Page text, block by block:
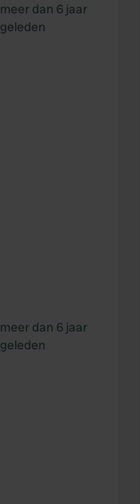
meer dan 6 jaar
geleden
meer dan 6 jaar
geleden